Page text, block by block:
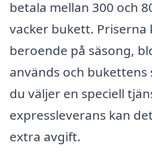
betala mellan 300 och
vacker bukett. Priserna
beroende på säsong,
används och bukettens
du väljer en speciell
expressleverans kan
extra avgift.